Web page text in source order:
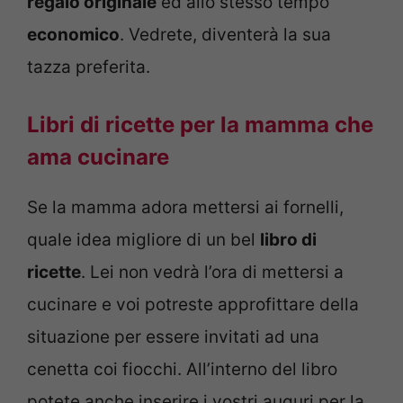
economico. Vedrete, diventerà la sua
tazza preferita.
Libri di ricette per la mamma che
ama cucinare
Se la mamma adora mettersi ai fornelli,
quale idea migliore di un bel libro di
ricette. Lei non vedrà l’ora di mettersi a
cucinare e voi potreste approfittare della
situazione per essere invitati ad una
cenetta coi fiocchi. All’interno del libro